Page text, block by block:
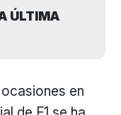
ÚLTIMA
en